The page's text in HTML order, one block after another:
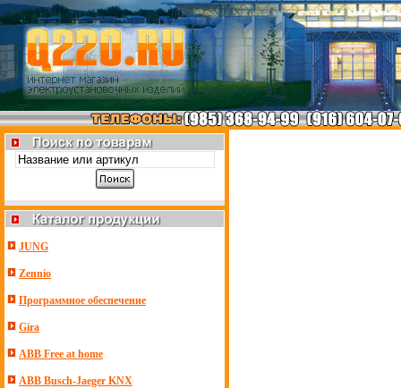
JUNG
Zennio
Программное обеспечение
Gira
ABB Free at home
ABB Busch-Jaeger KNX